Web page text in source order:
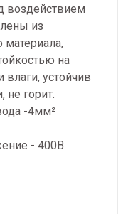
воздействием
из
материала,
на
устойчив
не горит.
-4мм²
- 400В